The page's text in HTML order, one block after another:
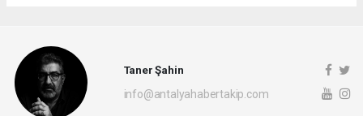
Taner Şahin
info@antalyahabertakip.com